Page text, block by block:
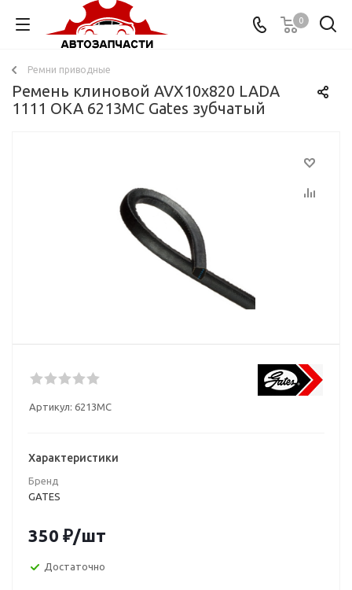
0
Ремни приводные
Ремень клиновой AVX10x820 LADA
1111 ОКА 6213MC Gates зубчатый
Артикул: 6213MC
Характеристики
Бренд
GATES
350 ₽/шт
Достаточно